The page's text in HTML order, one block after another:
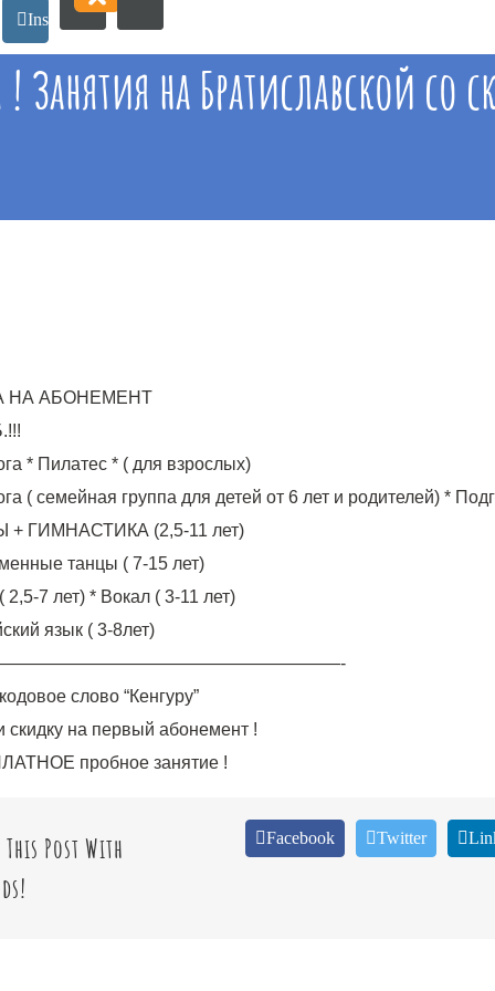
Instagram
Занятия на Братиславской со
НА АБОНЕМЕНТ
* Пилатес * ( для взрослых)
( семейная группа для детей от 6 лет и родителей) *
+ ГИМНАСТИКА (2,5-11 лет)
танцы ( 7-15 лет)
2,5-7 лет) * Вокал ( 3-11 лет)
язык ( 3-8лет)
слово “Кенгуру”
скидку на первый абонемент !
пробное занятие !
This Post With
Facebook Twitter